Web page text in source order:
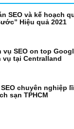
SEO và kế hoạch
Hiệu quả 2021
vụ SEO on top
vụ tại Centralland
SEO chuyên nghiệp
sạn TPHCM